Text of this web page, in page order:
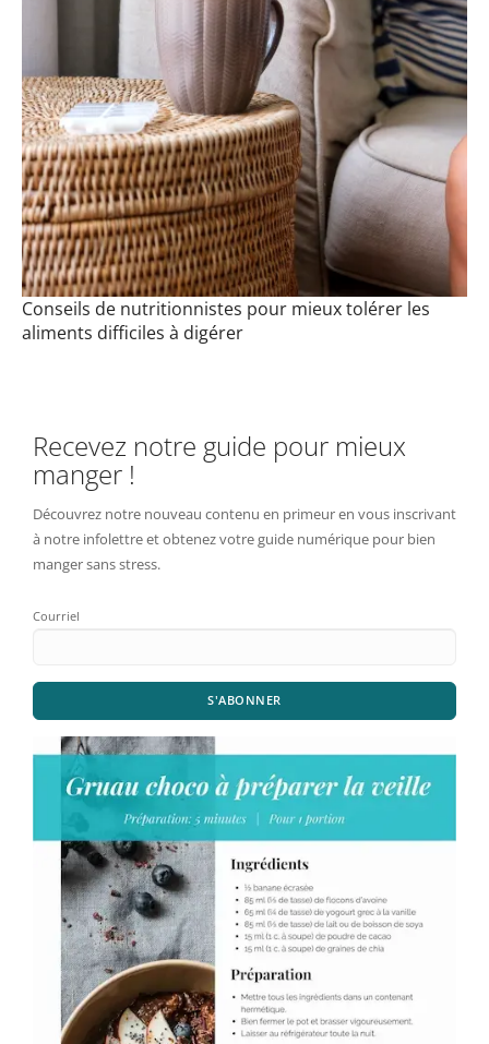
Conseils de nutritionnistes pour mieux tolérer les
aliments difficiles à digérer
Recevez notre guide pour mieux
manger !
Découvrez notre nouveau contenu en primeur en vous inscrivant
à notre infolettre et obtenez votre guide numérique pour bien
manger sans stress.
Courriel
S'ABONNER